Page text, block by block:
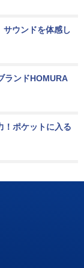
サウンドを体感し
ランドHOMURA
！ポケットに入る